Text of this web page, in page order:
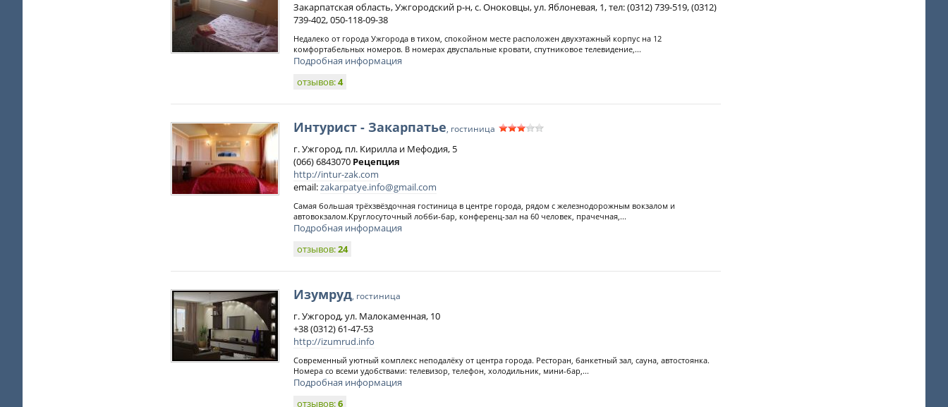
Закарпатская область, Ужгородский р-н, с. Оноковцы, ул. Яблоневая, 1, тел: (0312) 739-519, (0312)
739-402, 050-118-09-38
Недалеко от города Ужгорода в тихом, спокойном месте расположен двухэтажный корпус на 12
комфортабельных номеров. В номерах двуспальные кровати, спутниковое телевидение,...
Подробная информация
отзывов:4
Интурист - Закарпатье, гостиница
г. Ужгород, пл. Кирилла и Мефодия, 5
(066) 6843070 Рецепция
http://intur-zak.com
email:zakarpatye.info@gmail.com
Самая большая трёхзвёздочная гостиница в центре города, рядом с железнодорожным вокзалом и
автовокзалом.Круглосуточный лобби-бар, конференц-зал на 60 человек, прачечная,...
Подробная информация
отзывов:24
Изумруд, гостиница
г. Ужгород, ул. Малокаменная, 10
+38 (0312) 61-47-53
http://izumrud.info
Современный уютный комплекс неподалёку от центра города. Ресторан, банкетный зал, сауна, автостоянка.
Номера со всеми удобствами: телевизор, телефон, холодильник, мини-бар,...
Подробная информация
отзывов:6